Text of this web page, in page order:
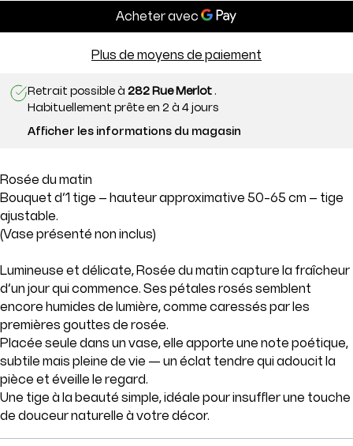
Plus de moyens de paiement
Retrait possible à 282 Rue Merlot.
Habituellement prête en 2 à 4 jours
Afficher les informations du magasin
Rosée du matin
Bouquet d’1 tige – hauteur approximative 50-65 cm – tige
ajustable.
(Vase présenté non inclus)
Lumineuse et délicate, Rosée du matin capture la fraîcheur
d’un jour qui commence. Ses pétales rosés semblent
encore humides de lumière, comme caressés par les
premières gouttes de rosée.
Placée seule dans un vase, elle apporte une note poétique,
subtile mais pleine de vie — un éclat tendre qui adoucit la
pièce et éveille le regard.
Une tige à la beauté simple, idéale pour insuffler une touche
de douceur naturelle à votre décor.